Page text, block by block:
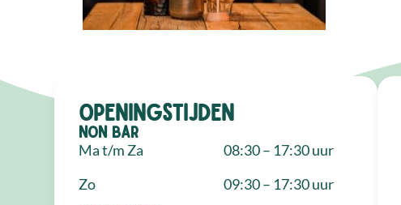
Openingstijden
NON Bar
Ma t/m Za
Zo
08:30 – 17:30 uur
09:30 – 17:30 uur